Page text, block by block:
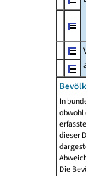
In
obwohl
dieser
Die